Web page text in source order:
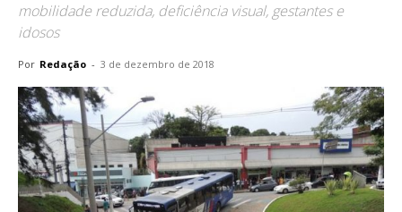
mobilidade reduzida, deficiência visual, gestantes e
idosos
Por Redação - 3 de dezembro de 2018